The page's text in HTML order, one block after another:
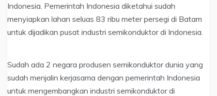
Indonesia. Pemerintah Indonesia diketahui sudah
menyiapkan lahan seluas 83 ribu meter persegi di Batam
untuk dijadikan pusat industri semikonduktor di Indonesia.
Sudah ada 2 negara produsen semikonduktor dunia yang
sudah menjalin kerjasama dengan pemerintah Indonesia
untuk mengembangkan industri semikonduktor di